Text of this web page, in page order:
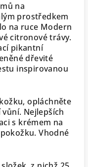
na
prostředkem
na ruce Modern
citronové trávy.
pikantní
dřevité
inspirovanou
opláchněte
Nejlepších
s krémem na
Vhodné